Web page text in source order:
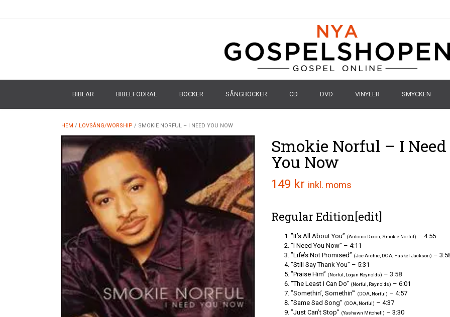
BIBLAR BIBELFODRAL BÖCKER SÅNGBÖCKER CD DVD VINYLER SMYCKEN
HEM / LOVSÅNG/WORSHIP / SMOKIE NORFUL – I NEED YOU NOW
Smokie Norful – I Need
You Now
149 kr inkl. moms
Regular Edition[edit]
”It’s All About You” (Antonio Dixon, Smokie Norful) – 4:55
”I Need You Now” – 4:11
”Life’s Not Promised” (Joe Archie, DOA, Haskel Jackson) –
”Still Say Thank You” – 5:31
”Praise Him” (Norful, Logan Reynolds) – 3:58
”The Least I Can Do” (Norful, Reynolds) – 6:01
”Somethin’, Somethin'” (DOA, Norful) – 4:57
”Same Sad Song” (DOA, Norful) – 4:37
”Just Can’t Stop” (Yashawn Mitchell) – 3:30